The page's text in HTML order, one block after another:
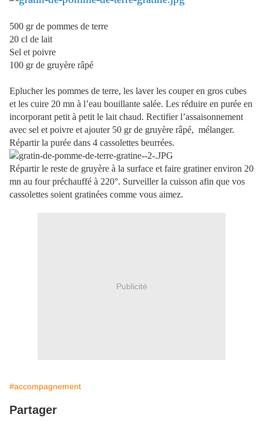
500 gr de pommes de terre
20 cl de lait
Sel et poivre
100 gr de gruyère râpé
Eplucher les pommes de terre, les laver les couper en gros cubes
et les cuire 20 mn à l’eau bouillante salée. Les réduire en purée en
incorporant petit à petit le lait chaud. Rectifier l’assaisonnement
avec sel et poivre et ajouter 50 gr de gruyère râpé, mélanger.
Répartir la purée dans 4 cassolettes beurrées.
Répartir le reste de gruyère à la surface et faire gratiner environ 20
mn au four préchauffé à 220°. Surveiller la cuisson afin que vos
cassolettes soient gratinées comme vous aimez.
Publicité
#accompagnement
Partager